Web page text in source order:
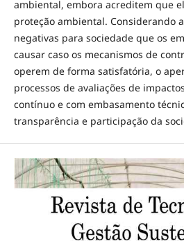
ambiental, embora acreditem que
proteção ambiental. Considerando
negativas para sociedade que os
causar caso os mecanismos de
operem de forma satisfatória, o
processos de avaliações de
contínuo e com embasamento
transparência e participação da